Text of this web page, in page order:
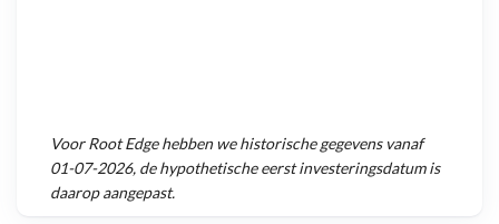
VoorRoot Edgehebben we historische gegevens vanaf
01-07-2026, de hypothetische eerst investeringsdatum is
daarop aangepast.